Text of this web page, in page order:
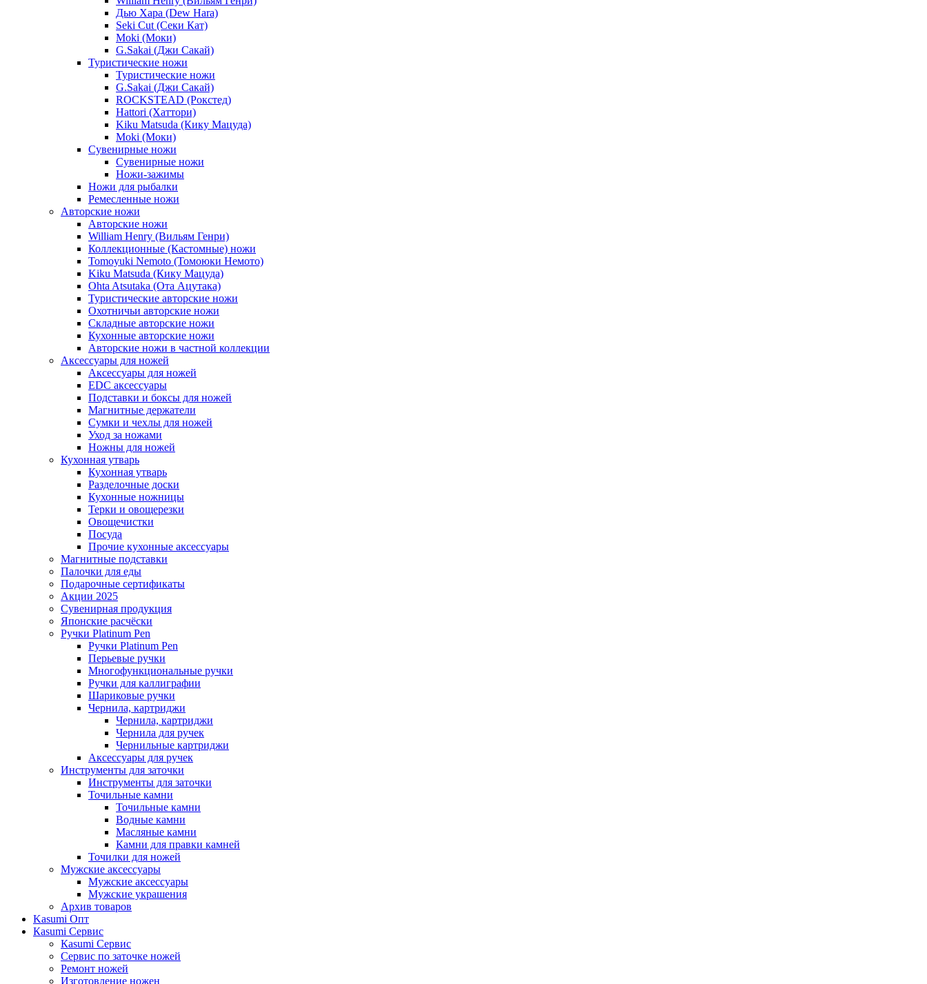
Дью Хара (Dew Hara)
Seki Cut (Секи Кат)
Moki (Моки)
G.Sakai (Джи Сакай)
Туристические ножи
Туристические ножи
G.Sakai (Джи Сакай)
ROCKSTEAD (Рокстед)
Hattori (Хаттори)
Kiku Matsuda (Кику Мацуда)
Moki (Моки)
Сувенирные ножи
Сувенирные ножи
Ножи-зажимы
Ножи для рыбалки
Ремесленные ножи
Авторские ножи
Авторские ножи
William Henry (Вильям Генри)
Коллекционные (Кастомные) ножи
Tomoyuki Nemoto (Томоюки Немото)
Kiku Matsuda (Кику Мацуда)
Ohta Atsutaka (Ота Ацутака)
Туристические авторские ножи
Охотничьи авторские ножи
Складные авторские ножи
Кухонные авторские ножи
Авторские ножи в частной коллекции
Аксессуары для ножей
Аксессуары для ножей
EDC аксессуары
Подставки и боксы для ножей
Магнитные держатели
Сумки и чехлы для ножей
Уход за ножами
Ножны для ножей
Кухонная утварь
Кухонная утварь
Разделочные доски
Кухонные ножницы
Терки и овощерезки
Овощечистки
Посуда
Прочие кухонные аксессуары
Магнитные подставки
Палочки для еды
Подарочные сертификаты
Акции 2025
Сувенирная продукция
Японские расчёски
Ручки Platinum Pen
Ручки Platinum Pen
Перьевые ручки
Многофункциональные ручки
Ручки для каллиграфии
Шариковые ручки
Чернила, картриджи
Чернила, картриджи
Чернила для ручек
Чернильные картриджи
Аксессуары для ручек
Инструменты для заточки
Инструменты для заточки
Точильные камни
Точильные камни
Водные камни
Масляные камни
Камни для правки камней
Точилки для ножей
Мужские аксессуары
Мужские аксессуары
Мужские украшения
Архив товаров
Kasumi Опт
Кasumi Сервис
Кasumi Сервис
Сервис по заточке ножей
Ремонт ножей
Изготовление ножен